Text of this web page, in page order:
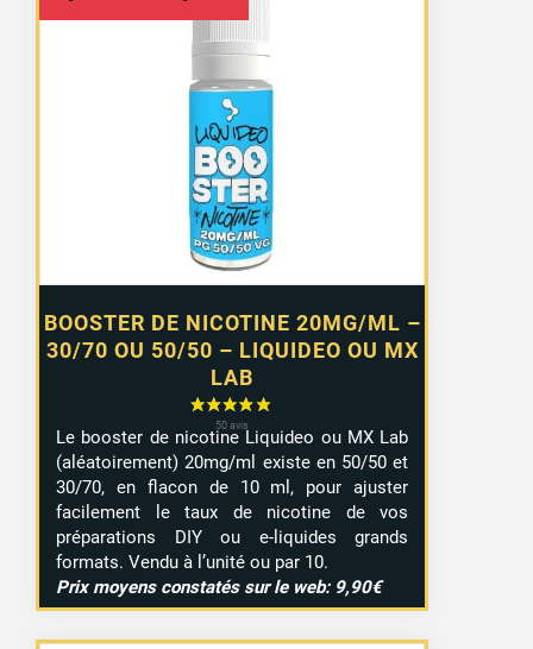
BOOSTER DE NICOTINE 20MG/ML –
30/70 OU 50/50 – LIQUIDEO OU MX
LAB
de
prix :
0,99 €
à
7,99 €
Le booster de nicotine Liquideo ou MX Lab
(aléatoirement) 20mg/ml existe en 50/50 et
30/70, en flacon de 10 ml, pour ajuster
facilement le taux de nicotine de vos
préparations DIY ou e-liquides grands
formats. Vendu à l’unité ou par 10.
Prix moyens constatés sur le web: 9,90€